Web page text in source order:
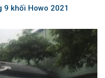
9 khối Howo 2021